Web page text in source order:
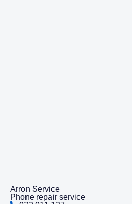
Arron Service
Phone repair service